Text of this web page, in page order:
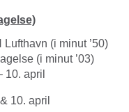
(i minut ’50)
(i minut ’03)
april
10. april